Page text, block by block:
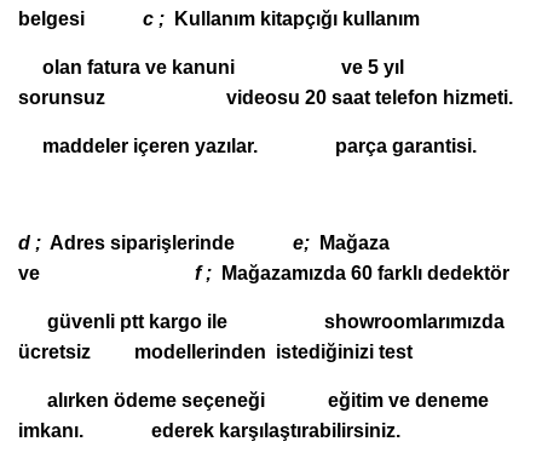
belgesi
c ; Kullanım kitapçığı kullanım
olan fatura ve kanuni ve 5 yıl
sorunsuz videosu 20 saat telefon hizmeti.
maddeler içeren yazılar. parça garantisi.
d ; Adres siparişlerinde e;
Mağaza
ve f ; Mağazamızda 60 farklı dedektör
güvenli ptt kargo ile showroomlarımızda
ücretsiz modellerinden istediğinizi test
alırken ödeme seçeneği eğitim ve deneme
imkanı. ederek karşılaştırabilirsiniz.